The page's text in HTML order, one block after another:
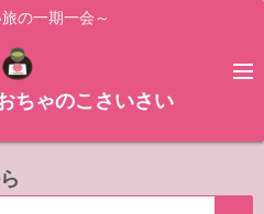
の一期一会～
ちゃのこさいさい